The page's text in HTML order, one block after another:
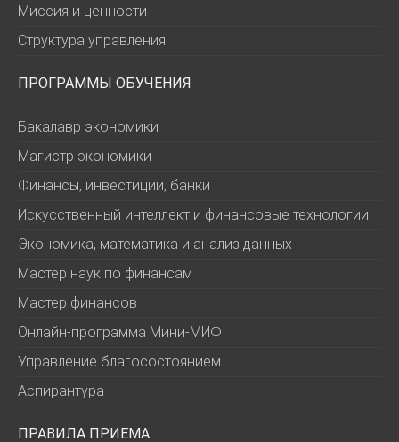
Миссия и ценности
Структура управления
ПРОГРАММЫ ОБУЧЕНИЯ
Бакалавр экономики
Магистр экономики
Финансы, инвестиции, банки
Искусственный интеллект и финансовые технологии
Экономика, математика и анализ данных
Мастер наук по финансам
Мастер финансов
Онлайн-программа Мини-МИФ
Управление благосостоянием
Аспирантура
ПРАВИЛА ПРИЕМА